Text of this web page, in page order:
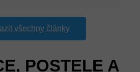
všechny články
POSTELE A